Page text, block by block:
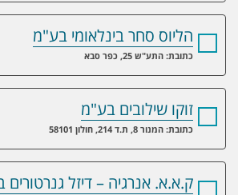
הליוס סחר בינלאומי בע"מ
כתובת: התע"ש 25, כפר סבא
זוקו שילובים בע"מ
כתובת: המנור 8, ת.ד 214, חולון 58101
ק.א.א. אנרגיה – דיזל